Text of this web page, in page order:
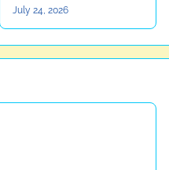
July 24, 2026